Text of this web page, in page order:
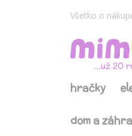
Všetko o
hračky
dom a